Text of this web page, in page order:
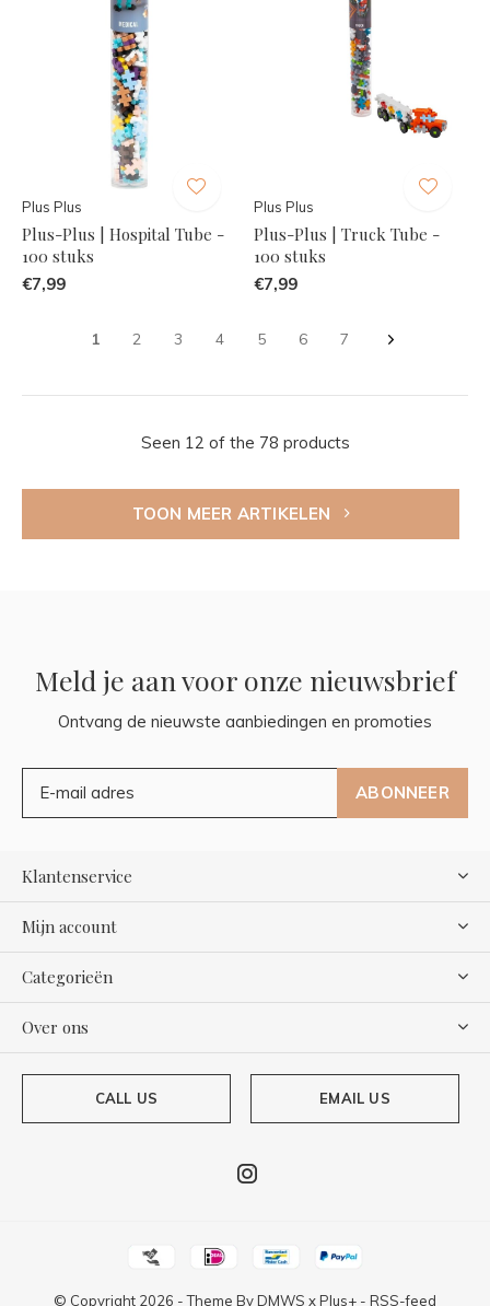
Plus Plus
Plus-Plus | Hospital Tube -
100 stuks
€7,99
Plus Plus
Plus-Plus | Truck Tube -
100 stuks
€7,99
1 2 3 4 5 6 7
Seen 12 of the 78 products
TOON MEER ARTIKELEN
Meld je aan voor onze nieuwsbrief
Ontvang de nieuwste aanbiedingen en promoties
ABONNEER
Klantenservice
Mijn account
Categorieën
Over ons
CALL US EMAIL US
© Copyright 2026 - Theme ByDMWS xPlus+ - RSS-feed